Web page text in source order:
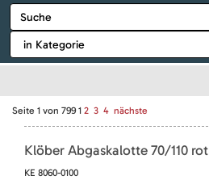
Seite 1 von 799 1 2 3 4 nächste
Klöber Abgaskalotte 70/110 rot
KE 8060-0100